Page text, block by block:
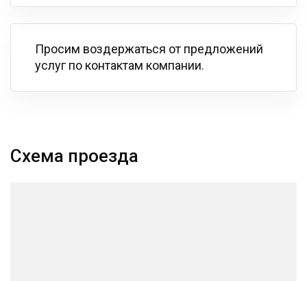
Просим воздержаться от предложений
услуг по контактам компании.
Схема проезда